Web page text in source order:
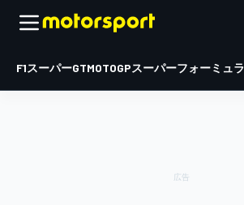
F1スーパーGTMOTOGPスーパーフォーミュラ